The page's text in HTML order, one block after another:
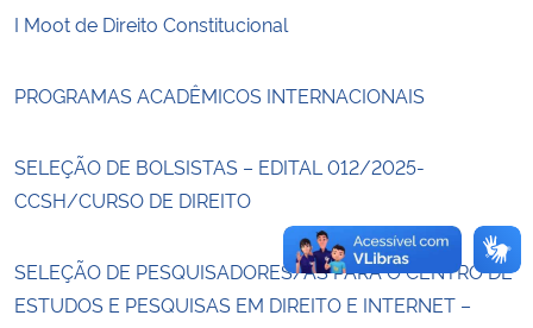
Gabinete de Segurança Institucional
Advocacia-Geral da União
I Moot de Direito Constitucional
PROGRAMAS ACADÊMICOS INTERNACIONAIS
SELEÇÃO DE BOLSISTAS – EDITAL 012/2025-
CCSH/CURSO DE DIREITO
SELEÇÃO DE PESQUISADORES/AS PARA O CENTRO DE
ESTUDOS E PESQUISAS EM DIREITO E INTERNET –